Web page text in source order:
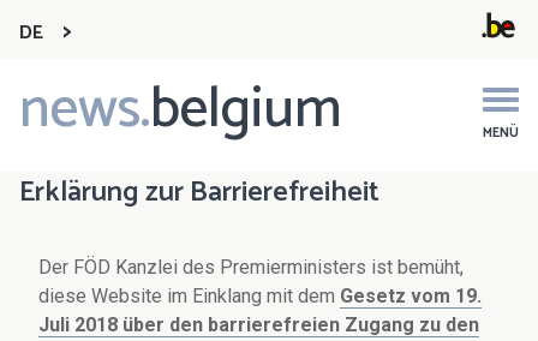
DE
news.belgium MENÜ
Main
navigation
Erklärung zur Barrierefreiheit
Der FÖD Kanzlei des Premierministers ist bemüht,
diese Website im Einklang mit dem Gesetz vom 19.
Juli 2018 über den barrierefreien Zugang zu den